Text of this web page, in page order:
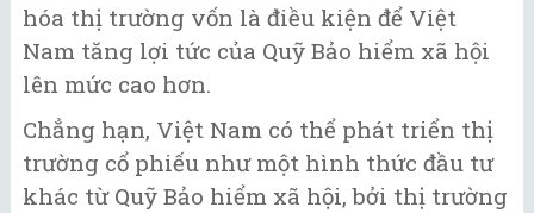
hóa thị trường vốn là điều kiện để Việt
Nam tăng lợi tức của Quỹ Bảo hiểm xã hội
lên mức cao hơn.
Chẳng hạn, Việt Nam có thể phát triển thị
trường cổ phiếu như một hình thức đầu tư
khác từ Quỹ Bảo hiểm xã hội, bởi thị trường